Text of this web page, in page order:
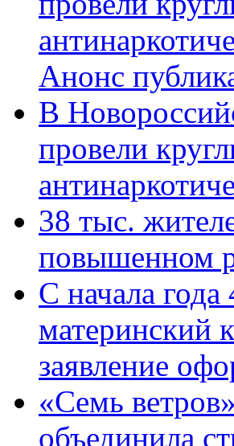
Анонс
В
провели
38 тыс.
повышенном
С начала
материнский
заявление
«Семь
объединила